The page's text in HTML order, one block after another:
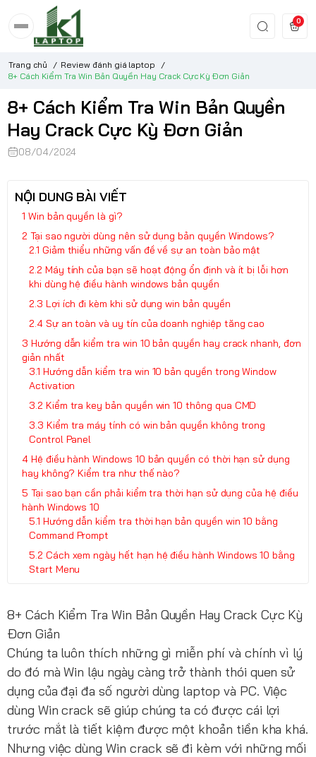
0
Trang chủ / Review đánh giá laptop
/
8+ Cách Kiểm Tra Win Bản Quyền Hay Crack Cực Kỳ Đơn Giản
8+ Cách Kiểm Tra Win Bản Quyền
Hay Crack Cực Kỳ Đơn Giản
08/04/2024
NỘI DUNG BÀI VIẾT
Win bản quyền là gì?
Tại sao người dùng nên sử dụng bản quyền Windows?
Giảm thiểu những vấn đề về sự an toàn bảo mật
Máy tính của bạn sẽ hoạt động ổn định và ít bị lỗi hơn
khi dùng hệ điều hành windows bản quyền
Lợi ích đi kèm khi sử dụng win bản quyền
Sự an toàn và uy tín của doanh nghiệp tăng cao
Hướng dẫn kiểm tra win 10 bản quyền hay crack nhanh, đơn
giản nhất
Hướng dẫn kiểm tra win 10 bản quyền trong Window
Activation
Kiểm tra key bản quyền win 10 thông qua CMD
Kiểm tra máy tính có win bản quyền không trong
Control Panel
Hệ điều hành Windows 10 bản quyền có thời hạn sử dụng
hay không? Kiểm tra như thế nào?
Tại sao bạn cần phải kiểm tra thời hạn sử dụng của hệ điều
hành Windows 10
Hướng dẫn kiểm tra thời hạn bản quyền win 10 bằng
Command Prompt
Cách xem ngày hết hạn hệ điều hành Windows 10 bằng
Start Menu
8+ Cách Kiểm Tra Win Bản Quyền Hay Crack Cực Kỳ
Đơn Giản
Chúng ta luôn thích những gì miễn phí và chính vì lý
do đó mà Win lậu ngày càng trở thành thói quen sử
dụng của đại đa số người dùng laptop và PC. Việc
dùng Win crack sẽ giúp chúng ta có được cái lợi
trước mắt là tiết kiệm được một khoản tiền kha khá.
Nhưng việc dùng Win crack sẽ đi kèm với những mối